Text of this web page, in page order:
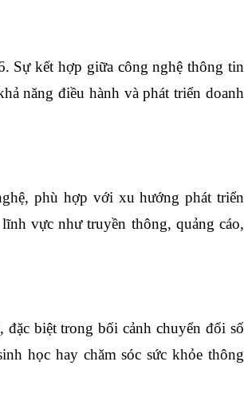
Sự kết hợp giữa công nghệ thông tin
năng điều hành và phát triển doanh
phù hợp với xu hướng phát triển
vực như truyền thông, quảng cáo,
biệt trong bối cảnh chuyển đổi số
học hay chăm sóc sức khỏe thông